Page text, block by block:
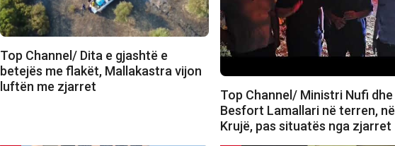
Top Channel/ Dita e gjashtë e
betejës me flakët, Mallakastra vijon
luftën me zjarret
Top Channel/ Ministri Nufi dhe
Besfort Lamallari në terren, në
Krujë, pas situatës nga zjarret